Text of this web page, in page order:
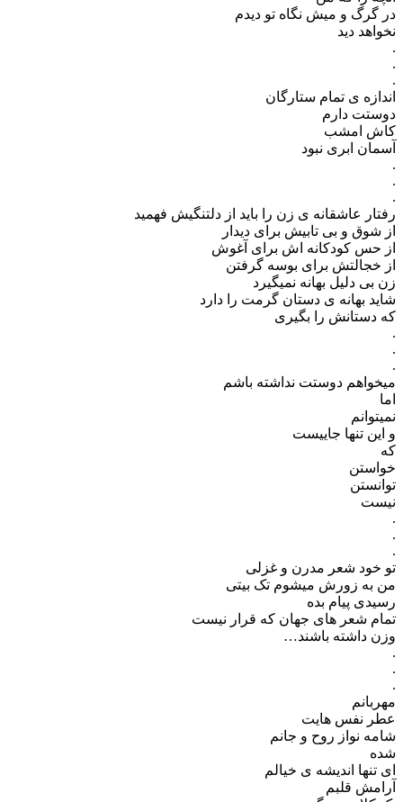
در گرگ و میش نگاه تو دیدم
نخواهد دید
.
.
.
اندازه ی تمام ستارگان
دوستت دارم
کاش امشب
آسمان ابری نبود
.
.
.
رفتار عاشقانه ی زن را باید از دلتنگیش فهمید
از شوق و بی تابیش برای دیدار
از حس کودکانه اش برای آغوش
از خجالتش برای بوسه گرفتن
زن بی دلیل بهانه نمیگیرد
شاید بهانه ی دستان گرمت را دارد
که دستانش را بگیری
.
.
.
میخواهم دوستت نداشته باشم
اما
نمیتوانم
و این تنها جاییست
که
خواستن
توانستن
نیست
.
.
.
تو خود شعر مدرن و غزلی
من به زورش میشوم تک بیتی
رسیدی پیام بده
تمام شعر های جهان که قرار نیست
وزن داشته باشند…
.
.
.
مهربانم
عطر نفس هایت
شامه نواز روح و جانم
شده
ای تنها اندیشه ی خیالم
آرامش قلبم